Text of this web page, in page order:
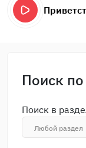
Поиск
Поиск в